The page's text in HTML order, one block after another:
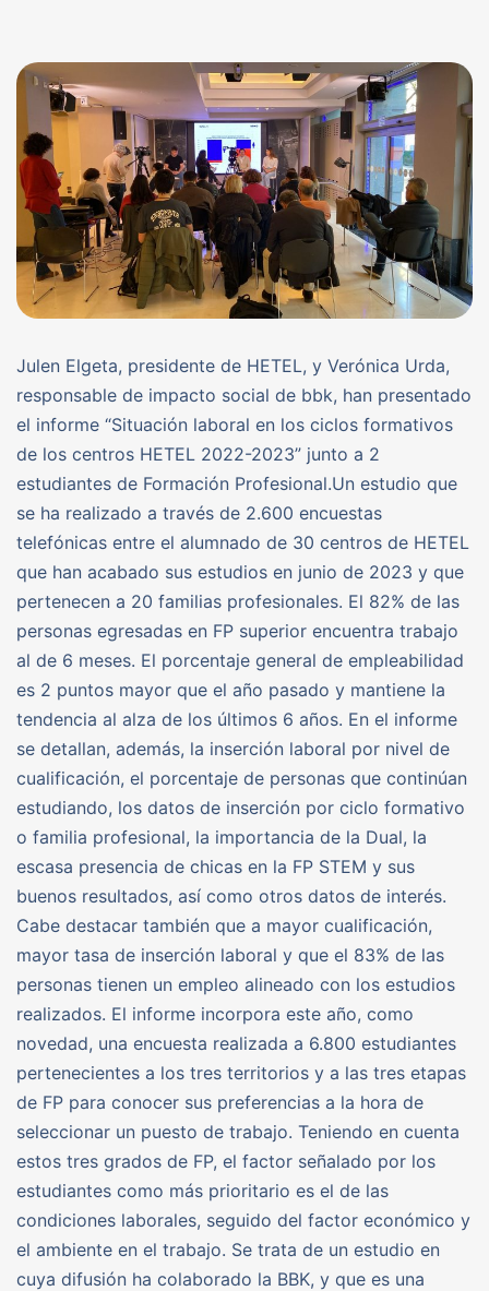
Julen Elgeta, presidente de HETEL, y Verónica Urda,
responsable de impacto social de bbk, han presentado
el informe “Situación laboral en los ciclos formativos
de los centros HETEL 2022-2023” junto a 2
estudiantes de Formación Profesional.Un estudio que
se ha realizado a través de 2.600 encuestas
telefónicas entre el alumnado de 30 centros de HETEL
que han acabado sus estudios en junio de 2023 y que
pertenecen a 20 familias profesionales. El 82% de las
personas egresadas en FP superior encuentra trabajo
al de 6 meses. El porcentaje general de empleabilidad
es 2 puntos mayor que el año pasado y mantiene la
tendencia al alza de los últimos 6 años. En el informe
se detallan, además, la inserción laboral por nivel de
cualificación, el porcentaje de personas que continúan
estudiando, los datos de inserción por ciclo formativo
o familia profesional, la importancia de la Dual, la
escasa presencia de chicas en la FP STEM y sus
buenos resultados, así como otros datos de interés.
Cabe destacar también que a mayor cualificación,
mayor tasa de inserción laboral y que el 83% de las
personas tienen un empleo alineado con los estudios
realizados. El informe incorpora este año, como
novedad, una encuesta realizada a 6.800 estudiantes
pertenecientes a los tres territorios y a las tres etapas
de FP para conocer sus preferencias a la hora de
seleccionar un puesto de trabajo. Teniendo en cuenta
estos tres grados de FP, el factor señalado por los
estudiantes como más prioritario es el de las
condiciones laborales, seguido del factor económico y
el ambiente en el trabajo. Se trata de un estudio en
cuya difusión ha colaborado la BBK, y que es una